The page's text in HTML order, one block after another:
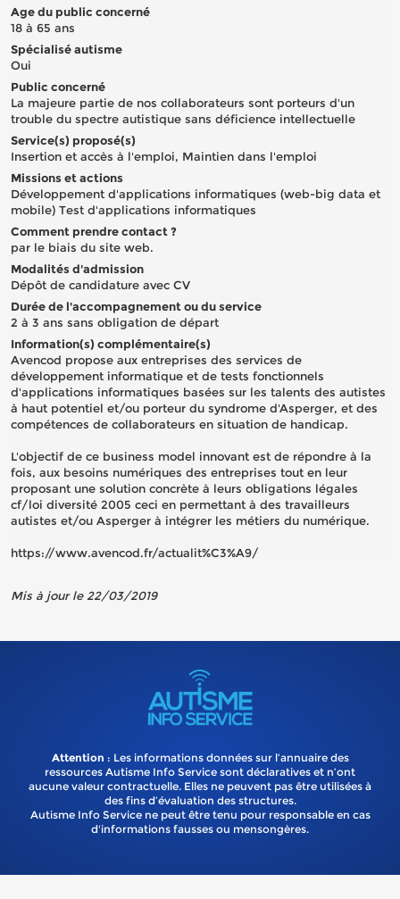
Age du public concerné
18 à 65 ans
Spécialisé autisme
Oui
Public concerné
La majeure partie de nos collaborateurs sont porteurs d'un
trouble du spectre autistique sans déficience intellectuelle
Service(s) proposé(s)
Insertion et accès à l'emploi, Maintien dans l'emploi
Missions et actions
Développement d'applications informatiques (web-big data et
mobile) Test d'applications informatiques
Comment prendre contact ?
par le biais du site web.
Modalités d'admission
Dépôt de candidature avec CV
Durée de l'accompagnement ou du service
2 à 3 ans sans obligation de départ
Information(s) complémentaire(s)
Avencod propose aux entreprises des services de
développement informatique et de tests fonctionnels
d'applications informatiques basées sur les talents des autistes
à haut potentiel et/ou porteur du syndrome d'Asperger, et des
compétences de collaborateurs en situation de handicap.
L'objectif de ce business model innovant est de répondre à la
fois, aux besoins numériques des entreprises tout en leur
proposant une solution concrète à leurs obligations légales
cf/loi diversité 2005 ceci en permettant à des travailleurs
autistes et/ou Asperger à intégrer les métiers du numérique.
https://www.avencod.fr/actualit%C3%A9/
Mis à jour le 22/03/2019
Attention : Les informations données sur l’annuaire des
ressources Autisme Info Service sont déclaratives et n’ont
aucune valeur contractuelle. Elles ne peuvent pas être utilisées à
des fins d’évaluation des structures.
Autisme Info Service ne peut être tenu pour responsable en cas
d'informations fausses ou mensongères.